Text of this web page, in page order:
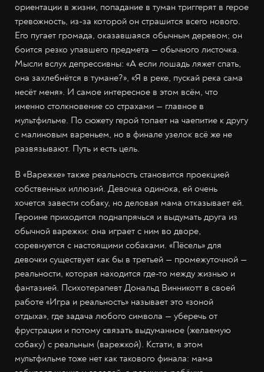
ориентации в жизни, попадание в туман триггерят в герое
тревожность, из-за которой он страшится всего нового.
Его пугает громада, оказавшаяся обычным деревом; он
боится резко упавшего предмета — обычного листочка.
Мысли вслух депрессивны: «А если лошадь ляжет спать,
она захлебнётся в тумане?», «Я в реке, пускай река сама
несёт меня». И самое интересное в этом всём, что
именно столкновение со страхами — главное в
мультфильме. По сюжету герой топает на чаепитие к другу
с малиновым вареньем, но в финале узелок всё же не
развязывают. Путь и есть цель.
В «Варежке» также реальность становится проекцией
собственных иллюзий. Девочка одинока, ей очень
хочется завести собаку, но деловая мама отказывает ей.
Героине приходится поднапрячься и выдумать друга из
обычной варежки: она играет с ним во дворе,
соревнуется с настоящими собаками. «Пёсель» для
девочки существует как бы в третьей — промежуточной —
реальности, которая находится где-то между жизнью и
фантазией. Психотерапевт Дональд Винникотт в своей
работе «Игра и реальность» называет это «зоной
отдыха», где задача любого символа — уберечь от
фрустрации и потому связать выдуманное (желаемую
собаку) с реальным (варежкой). Кстати, в этом
мультфильме тоже нет как такового финала: мама